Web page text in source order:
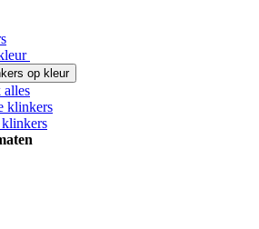
op kleur
klinkers